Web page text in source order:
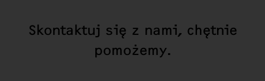
Skontaktuj się z nami, chętnie
pomożemy.